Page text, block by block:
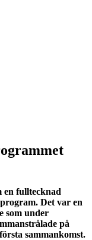
en fulltecknad
Det var en
som under
på
sammankomst.